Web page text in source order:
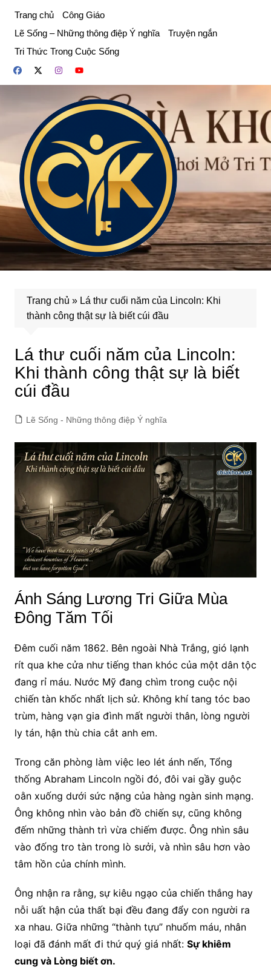
phần
dung
Trang chủ
Công Giáo
Lẽ Sống – Những thông điệp Ý nghĩa
Truyện ngắn
Tri Thức Trong Cuộc Sống
Trang chủ » Lá thư cuối năm của Lincoln: Khi
thành công thật sự là biết cúi đầu
Lá thư cuối năm của Lincoln:
Khi thành công thật sự là biết
cúi đầu
Lẽ Sống - Những thông điệp Ý nghĩa
Ánh Sáng Lương Tri Giữa Mùa
Đông Tăm Tối
Đêm cuối năm 1862. Bên ngoài Nhà Trắng, gió lạnh
rít qua khe cửa như tiếng than khóc của một dân tộc
đang rỉ máu. Nước Mỹ đang chìm trong cuộc nội
chiến tàn khốc nhất lịch sử. Không khí tang tóc bao
trùm, hàng vạn gia đình mất người thân, lòng người
ly tán, hận thù chia cắt anh em.
Trong căn phòng làm việc leo lét ánh nến, Tổng
thống Abraham Lincoln ngồi đó, đôi vai gầy guộc
oằn xuống dưới sức nặng của hàng ngàn sinh mạng.
Ông không nhìn vào bản đồ chiến sự, cũng không
đếm những thành trì vừa chiếm được. Ông nhìn sâu
vào đống tro tàn trong lò sưởi, và nhìn sâu hơn vào
tâm hồn của chính mình.
Ông nhận ra rằng, sự kiêu ngạo của chiến thắng hay
nỗi uất hận của thất bại đều đang đẩy con người ra
xa nhau. Giữa những “thành tựu” nhuốm máu, nhân
loại đã đánh mất đi thứ quý giá nhất: Sự khiêm
cung và Lòng biết ơn.